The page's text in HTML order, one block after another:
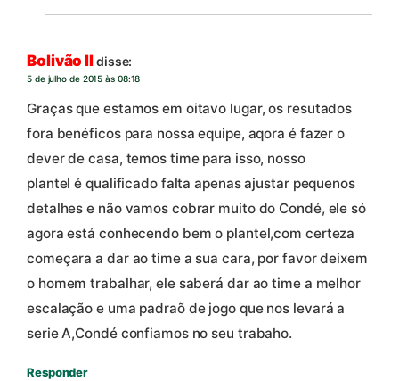
Bolivão IIdisse:
5 de julho de 2015 às 08:18
Graças que estamos em oitavo lugar, os resutados
fora benéficos para nossa equipe, aqora é fazer o
dever de casa, temos time para isso, nosso
plantel é qualificado falta apenas ajustar pequenos
detalhes e não vamos cobrar muito do Condé, ele só
agora está conhecendo bem o plantel,com certeza
começara a dar ao time a sua cara, por favor deixem
o homem trabalhar, ele saberá dar ao time a melhor
escalação e uma padraõ de jogo que nos levará a
serie A,Condé confiamos no seu trabaho.
Responder